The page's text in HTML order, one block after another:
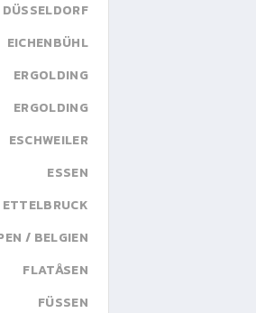
DÜSSELDORF
EICHENBÜHL
ERGOLDING
ERGOLDING
ESCHWEILER
ESSEN
ETTELBRUCK
/ BELGIEN
FLATÅSEN
FÜSSEN